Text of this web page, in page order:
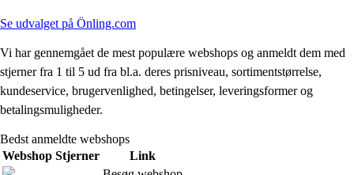
Se udvalget på Önling.com
Vi har gennemgået de mest populære webshops og anmeldt dem med
stjerner fra 1 til 5 ud fra bl.a. deres prisniveau, sortimentstørrelse,
kundeservice, brugervenlighed, betingelser, leveringsformer og
betalingsmuligheder.
Bedst anmeldte webshops
Webshop Stjerner
Link